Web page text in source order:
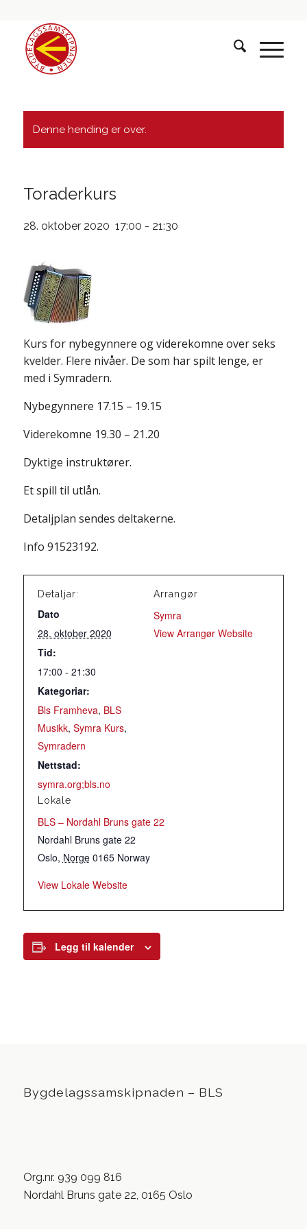
Denne hending er over.
Toraderkurs
28. oktober 2020 17:00 - 21:30
Kurs for nybegynnere og viderekomne over seks
kvelder. Flere nivåer. De som har spilt lenge, er
med i Symradern.
Nybegynnere 17.15 – 19.15
Viderekomne 19.30 – 21.20
Dyktige instruktører.
Et spill til utlån.
Detaljplan sendes deltakerne.
Info 91523192.
Detaljar:
Dato
28. oktober 2020
Tid:
17:00 - 21:30
Kategoriar:
Bls Framheva, BLS
Musikk, Symra Kurs,
Symradern
Nettstad:
symra.org;bls.no
Lokale
BLS – Nordahl Bruns gate 22
Nordahl Bruns gate 22
Oslo, Norge 0165 Norway
View Lokale Website
Arrangør
Symra
View Arrangør Website
Legg til kalender
Bygdelagssamskipnaden – BLS
Org.nr. 939 099 816
Nordahl Bruns gate 22, 0165 Oslo